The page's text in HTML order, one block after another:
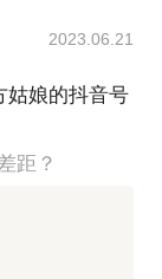
2023.06.21
姑娘的抖音号
距？